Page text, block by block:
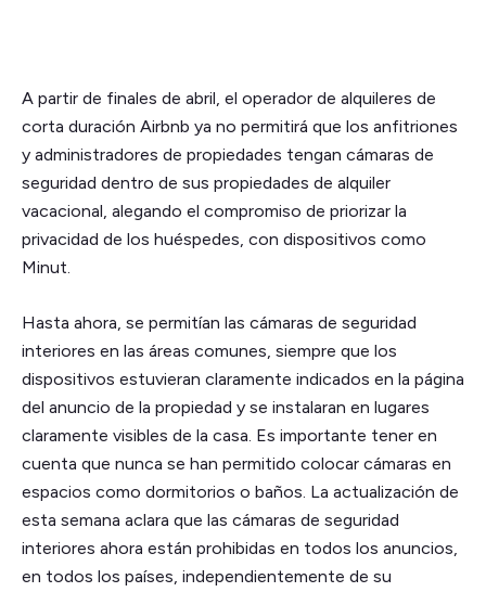
A partir de finales de abril, el operador de alquileres de
corta duración Airbnb ya no permitirá que los anfitriones
y administradores de propiedades tengan cámaras de
seguridad dentro de sus propiedades de alquiler
vacacional, alegando el compromiso de priorizar la
privacidad de los huéspedes, con dispositivos como
Minut.
Hasta ahora, se permitían las cámaras de seguridad
interiores en las áreas comunes, siempre que los
dispositivos estuvieran claramente indicados en la página
del anuncio de la propiedad y se instalaran en lugares
claramente visibles de la casa. Es importante tener en
cuenta que nunca se han permitido colocar cámaras en
espacios como dormitorios o baños. La actualización de
esta semana aclara que las cámaras de seguridad
interiores ahora están prohibidas en todos los anuncios,
en todos los países, independientemente de su